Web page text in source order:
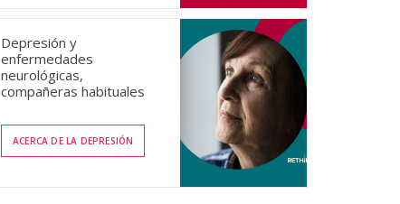
Depresión y
enfermedades
neurológicas,
compañeras habituales
ACERCA DE LA DEPRESIÓN